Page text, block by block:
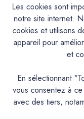
Sol Coulé
allant des tons neutres
sol intérieur de grande
Aspect extrêmement
Disponible dans une
MARNE
TAHINI
SABOR
ASWAN
Les cookies sont
notre site internet.
cookies et utilisons
appareil pour
et
En sélectionnant
vous consentez à
avec des tiers,